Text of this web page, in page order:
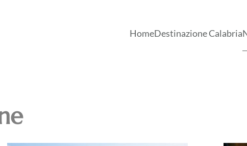
HomeDestinazione Calabria